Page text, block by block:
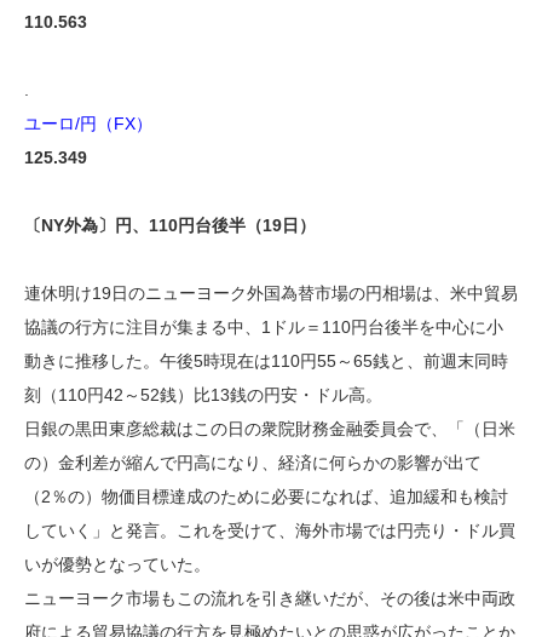
110.563
.
ユーロ/円（FX）
125.349
〔NY外為〕円、110円台後半（19日）
連休明け19日のニューヨーク外国為替市場の円相場は、米中貿易
協議の行方に注目が集まる中、1ドル＝110円台後半を中心に小
動きに推移した。午後5時現在は110円55～65銭と、前週末同時
刻（110円42～52銭）比13銭の円安・ドル高。
日銀の黒田東彦総裁はこの日の衆院財務金融委員会で、「（日米
の）金利差が縮んで円高になり、経済に何らかの影響が出て
（2％の）物価目標達成のために必要になれば、追加緩和も検討
していく」と発言。これを受けて、海外市場では円売り・ドル買
いが優勢となっていた。
ニューヨーク市場もこの流れを引き継いだが、その後は米中両政
府による貿易協議の行方を見極めたいとの思惑が広がったことか